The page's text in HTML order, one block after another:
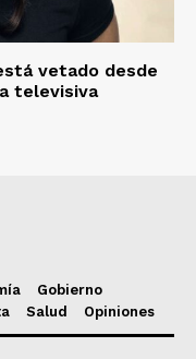
vetado desde
televisiva
Gobierno
Salud Opiniones